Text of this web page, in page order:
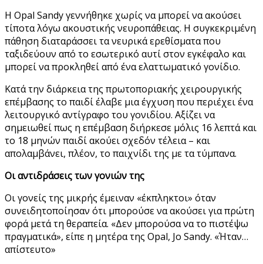
Η Opal Sandy γεννήθηκε χωρίς να μπορεί να ακούσει
τίποτα λόγω ακουστικής νευροπάθειας. Η συγκεκριμένη
πάθηση διαταράσσει τα νευρικά ερεθίσματα που
ταξιδεύουν από το εσωτερικό αυτί στον εγκέφαλο και
μπορεί να προκληθεί από ένα ελαττωματικό γονίδιο.
Κατά την διάρκεια της πρωτοποριακής χειρουργικής
επέμβασης το παιδί έλαβε μια έγχυση που περιέχει ένα
λειτουργικό αντίγραφο του γονιδίου. Αξίζει να
σημειωθεί πως η επέμβαση διήρκεσε μόλις 16 λεπτά και
το 18 μηνών παιδί ακούει σχεδόν τέλεια – και
απολαμβάνει, πλέον, το παιχνίδι της με τα τύμπανα.
Οι αντιδράσεις των γονιών της
Οι γονείς της μικρής έμειναν «έκπληκτοι» όταν
συνειδητοποίησαν ότι μπορούσε να ακούσει για πρώτη
φορά μετά τη θεραπεία. «Δεν μπορούσα να το πιστέψω
πραγματικά», είπε η μητέρα της Opal, Jo Sandy. «Ήταν…
απίστευτο»